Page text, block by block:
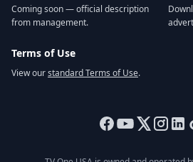
Coming soon — official description
from management.
Terms of Use
View ourstandard Terms of Use.